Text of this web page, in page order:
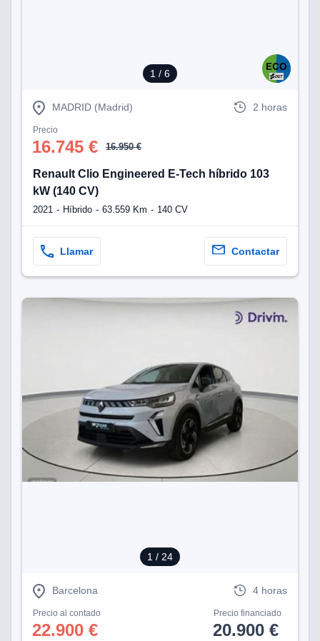
1 / 6
MADRID (Madrid) 2 horas
Precio
16.745 € 16.950 €
Renault Clio Engineered E-Tech híbrido 103
kW (140 CV)
2021 Híbrido 63.559 Km 140 CV
Llamar Contactar
1 / 24
Barcelona 4 horas
Precio al contado
22.900 €
Precio financiado
20.900 €